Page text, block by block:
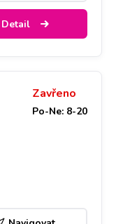
Detail
Zavřeno
Po-Ne: 8-20